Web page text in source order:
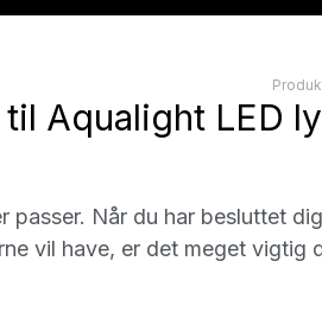
Aqualight LED
passer. Når du har besluttet
vil have, er det meget vigtig